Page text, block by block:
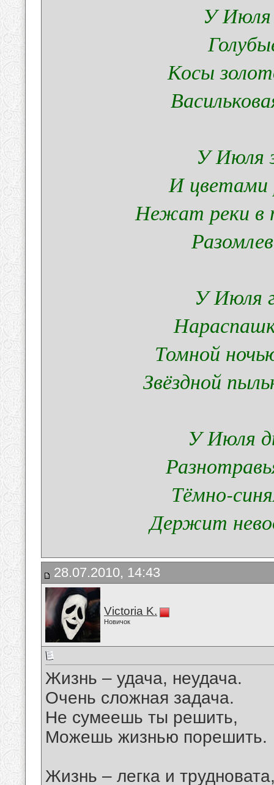
У Июля
Косы
У Июля
И цветами
Нежат реки в
У Июля
Томной
Звёздной
У Июля
Тёмно-
Держит
28.07.2010, 14:43
Victoria K.
Новичок
Жизнь – удача, неудача.
Очень сложная задача.
Не сумеешь ты решить,
Можешь жизнью порешить.
Жизнь – легка и